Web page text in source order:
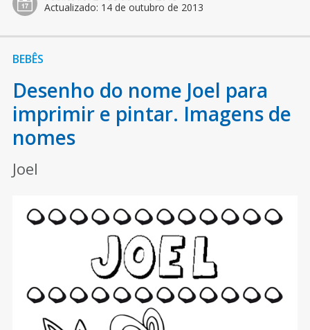
Actualizado: 14 de outubro de 2013
BEBÊS
Desenho do nome Joel para
imprimir e pintar. Imagens de
nomes
Joel